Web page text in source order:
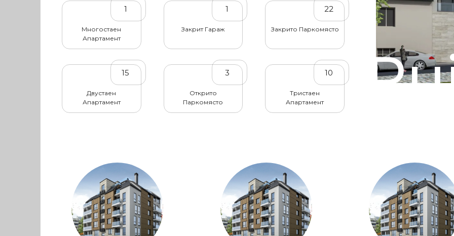
1
Многостаен
Апартамент
1
Закрит Гараж
22
Закрито Паркомясто
15
Двустаен
Апартамент
3
Открито
Паркомясто
10
Тристаен
Апартамент